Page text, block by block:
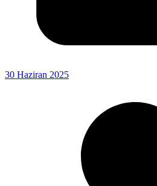
30 Haziran 2025